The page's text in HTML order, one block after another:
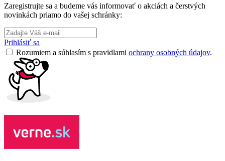
Zaregistrujte sa a budeme vás informovať o akciách a čerstvých
novinkách priamo do vašej schránky:
Prihlásiť sa
Rozumiem a súhlasím s pravidlami ochrany osobných údajov.